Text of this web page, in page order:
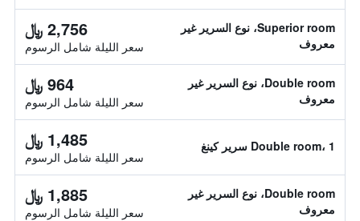
Superior room، نوع السرير غير
معروف
2,756 ﷼
سعر الليلة شامل الرسوم
Double room، نوع السرير غير
معروف
964 ﷼
سعر الليلة شامل الرسوم
Double room، 1 سرير كينغ 1,485 ﷼
سعر الليلة شامل الرسوم
Double room، نوع السرير غير
معروف
1,885 ﷼
سعر الليلة شامل الرسوم